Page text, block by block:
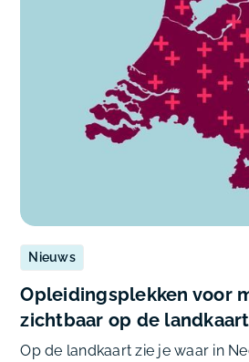
Nieuws
Opleidingsplekken voor
zichtbaar op de landkaart
Op de landkaart zie je waar in